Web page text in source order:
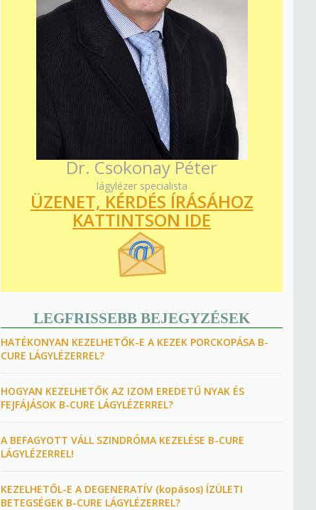
Dr. Csokonay Péter
lágylézer specialista
ÜZENET, KÉRDÉS ÍRÁSÁHOZ
KATTINTSON IDE
LEGFRISSEBB BEJEGYZÉSEK
HATÉKONYAN KEZELHETŐK-E A KEZEK PORCKOPÁSA B-
CURE LÁGYLÉZERREL?
HOGYAN KEZELHETŐK AZ IZOM EREDETŰ NYAK ÉS
FEJFÁJÁSOK B-CURE LÁGYLÉZERREL?
A BEFAGYOTT VÁLL SZINDRÓMA KEZELÉSE B-CURE
LÁGYLÉZERREL!
KEZELHETŐL-E A DEGENERATÍV (kopásos) ÍZÜLETI
BETEGSÉGEK B-CURE LÁGYLÉZERREL?